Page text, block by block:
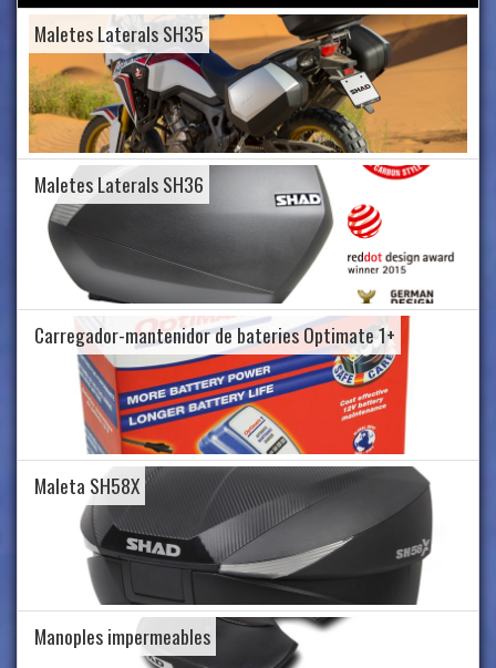
Maletes Laterals SH35
Maletes Laterals SH36
Carregador-mantenidor de bateries Optimate 1+
Maleta SH58X
Manoples impermeables